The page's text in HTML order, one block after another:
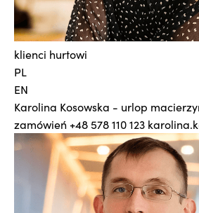
klienci hurtowi
PL
EN
Karolina Kosowska - urlop
zamówień +48 578 110 123